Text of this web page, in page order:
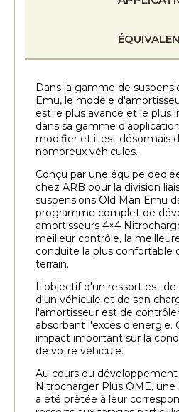
Dans la gamme de
Emu, le modèle
est le plus avancé et le plus
dans sa gamme
modifier et il est désormais
nombreux véhicules.
Conçu par une équipe
chez ARB pour la division
suspensions Old Man Emu
programme complet de
amortisseurs 4×4
meilleur contrôle, la
conduite la plus confortable
terrain.
L'objectif d'un ressort est
d'un véhicule et de son
l'amortisseur est de
absorbant l'excès d'énergie.
impact important sur la
de votre véhicule.
Au cours du
Nitrocharger Plus OME,
a été prêtée à leur